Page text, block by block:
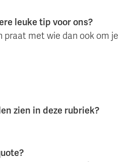
leuke tip voor ons?
met wie dan ook om je
zien in deze rubriek?